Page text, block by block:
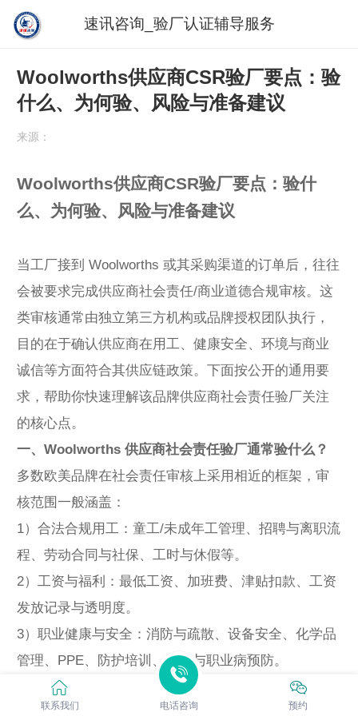
速讯咨询_验厂认证辅导服务
Woolworths供应商CSR验厂要点：验
什么、为何验、风险与准备建议
来源：
Woolworths供应商CSR验厂要点：验什
么、为何验、风险与准备建议
当工厂接到 Woolworths 或其采购渠道的订单后，往往
会被要求完成供应商社会责任/商业道德合规审核。这
类审核通常由独立第三方机构或品牌授权团队执行，
目的在于确认供应商在用工、健康安全、环境与商业
诚信等方面符合其供应链政策。下面按公开的通用要
求，帮助你快速理解该品牌供应商社会责任验厂关注
的核心点。
一、Woolworths 供应商社会责任验厂通常验什么？
多数欧美品牌在社会责任审核上采用相近的框架，审
核范围一般涵盖：
1）合法合规用工：童工/未成年工管理、招聘与离职流
程、劳动合同与社保、工时与休假等。
2）工资与福利：最低工资、加班费、津贴扣款、工资
发放记录与透明度。
3）职业健康与安全：消防与疏散、设备安全、化学品
管理、PPE、防护培训、工伤与职业病预防。
4）工作环境与福利设施：宿舍、食堂、饮水、卫生
联系我们 电话咨询 预约